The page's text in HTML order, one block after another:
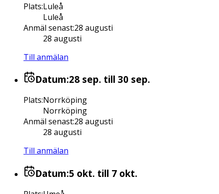
Plats:Luleå
Luleå
Anmäl senast:28 augusti
28 augusti
Till anmälan
Datum:28 sep. till 30 sep.
Plats:Norrköping
Norrköping
Anmäl senast:28 augusti
28 augusti
Till anmälan
Datum:5 okt. till 7 okt.